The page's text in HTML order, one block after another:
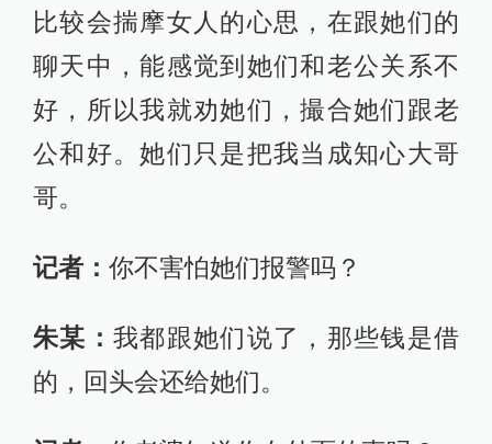
比较会揣摩女人的心思，在跟她们的
聊天中，能感觉到她们和老公关系不
好，所以我就劝她们，撮合她们跟老
公和好。她们只是把我当成知心大哥
哥。
记者： 你不害怕她们报警吗？
朱某： 我都跟她们说了，那些钱是借
的，回头会还给她们。